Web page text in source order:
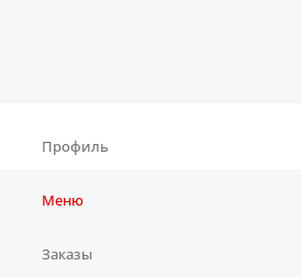
Профиль
Меню
Заказы